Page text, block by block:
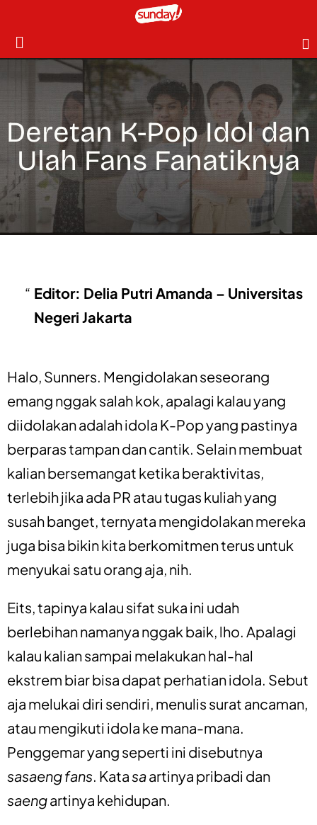
Deretan K-Pop Idol dan
Ulah Fans Fanatiknya
Editor: Delia Putri Amanda – Universitas
Negeri Jakarta
Halo, Sunners. Mengidolakan seseorang
emang nggak salah kok, apalagi kalau yang
diidolakan adalah idola K-Pop yang pastinya
berparas tampan dan cantik. Selain membuat
kalian bersemangat ketika beraktivitas,
terlebih jika ada PR atau tugas kuliah yang
susah banget, ternyata mengidolakan mereka
juga bisa bikin kita berkomitmen terus untuk
menyukai satu orang aja, nih.
Eits, tapinya kalau sifat suka ini udah
berlebihan namanya nggak baik, lho. Apalagi
kalau kalian sampai melakukan hal-hal
ekstrem biar bisa dapat perhatian idola. Sebut
aja melukai diri sendiri, menulis surat ancaman,
atau mengikuti idola ke mana-mana.
Penggemar yang seperti ini disebutnya
sasaeng fans. Katasaartinya pribadi dan
saengartinya kehidupan.